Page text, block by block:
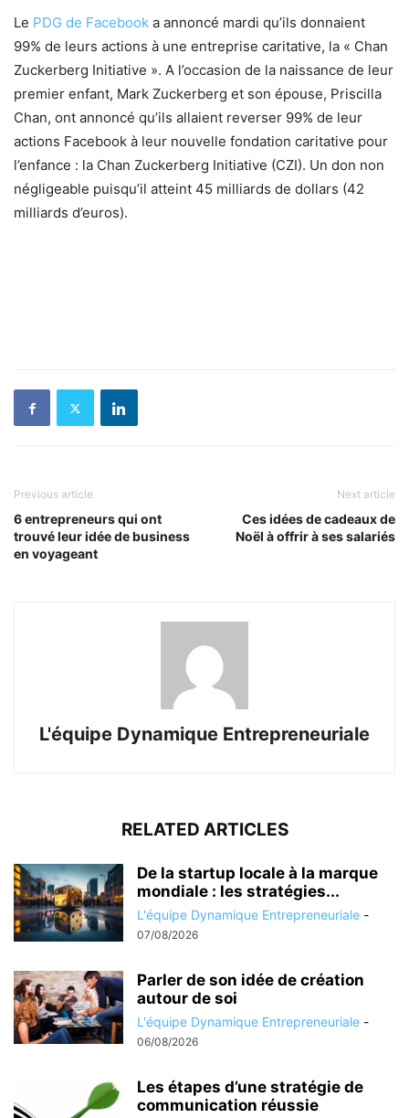
Le PDG de Facebook a annoncé mardi qu’ils donnaient
99% de leurs actions à une entreprise caritative, la « Chan
Zuckerberg Initiative ». A l’occasion de la naissance de leur
premier enfant, Mark Zuckerberg et son épouse, Priscilla
Chan, ont annoncé qu’ils allaient reverser 99% de leur
actions Facebook à leur nouvelle fondation caritative pour
l’enfance : la Chan Zuckerberg Initiative (CZI). Un don non
négligeable puisqu’il atteint 45 milliards de dollars (42
milliards d’euros).
Previous article
6 entrepreneurs qui ont
trouvé leur idée de business
en voyageant
Next article
Ces idées de cadeaux de
Noël à offrir à ses salariés
L'équipe Dynamique Entrepreneuriale
RELATED ARTICLES
De la startup locale à la marque
mondiale : les stratégies...
L'équipe Dynamique Entrepreneuriale -
07/08/2026
Parler de son idée de création
autour de soi
L'équipe Dynamique Entrepreneuriale -
06/08/2026
Les étapes d’une stratégie de
communication réussie